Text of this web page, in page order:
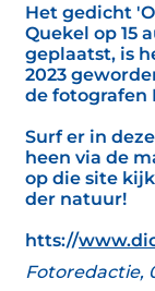
Het gedicht
Quekel op 15
geplaatst, is
2023
de fotografen
Surf er in
heen via de
op die site
der natuur!
htts://
Fotoredactie,